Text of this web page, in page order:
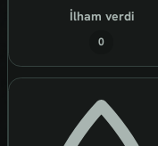
İlham verdi
0